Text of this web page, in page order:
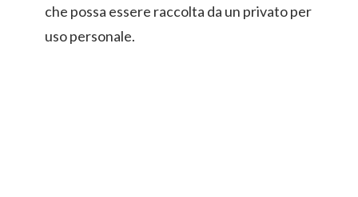
che possa essere raccolta da un privato per
uso personale.